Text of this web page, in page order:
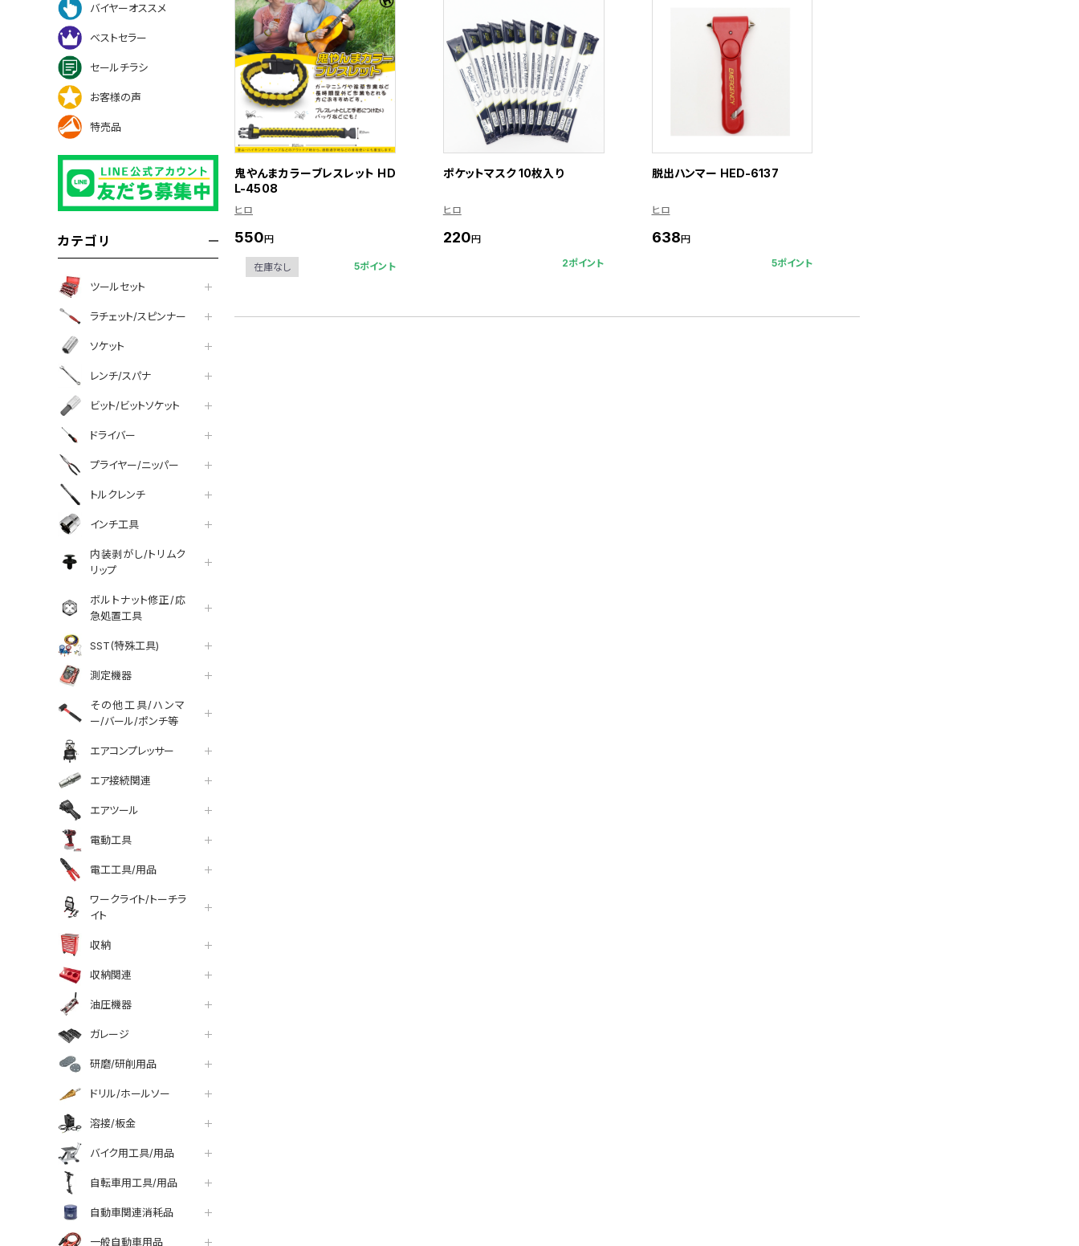
バイヤーオススメ
ベストセラー
セールチラシ
お客様の声
特売品
カテゴリ
ツールセット
ラチェット/スピンナー
ソケット
レンチ/スパナ
ビット/ビットソケット
ドライバー
プライヤー/ニッパー
トルクレンチ
インチ工具
内装剥がし/トリムク
リップ
ボルトナット修正/応
急処置工具
SST(特殊工具)
測定機器
その他工具/ハンマ
ー/バール/ポンチ等
エアコンプレッサー
エア接続関連
エアツール
電動工具
電工工具/用品
ワークライト/トーチラ
イト
収納
収納関連
油圧機器
ガレージ
研磨/研削用品
ドリル/ホールソー
溶接/板金
バイク用工具/用品
自転車用工具/用品
自動車関連消耗品
一般自動車用品
鬼やんまカラーブレスレット HD
L-4508
ヒロ
550円
在庫なし 5ポイント
ポケットマスク 10枚入り
ヒロ
220円
2ポイント
脱出ハンマー HED-6137
ヒロ
638円
5ポイント